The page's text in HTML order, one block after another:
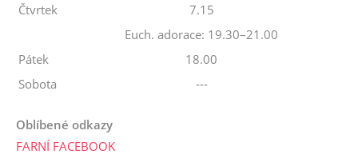
Čtvrtek
7.15
Euch. adorace: 19.30–21.00
Pátek
18.00
Sobota
---
Oblíbené odkazy
FARNÍ FACEBOOK